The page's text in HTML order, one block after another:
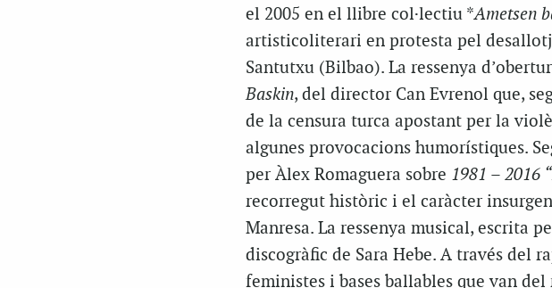
el 2005 en el llibre col·lectiu *Ametsen
artisticoliterari en protesta pel
Santutxu (Bilbao). La ressenya
Baskin, del director Can Evrenol que,
de la censura turca apostant per la
algunes provocacions humorístiques.
per Àlex Romaguera sobre 1981 – 2016
recorregut històric i el caràcter
Manresa. La ressenya musical, escrita
discogràfic de Sara Hebe. A través del
feministes i bases ballables que van